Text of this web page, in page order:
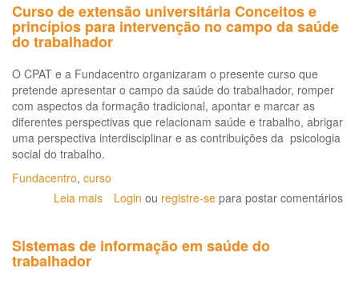
Curso de extensão universitária Conceitos e
princípios para intervenção no campo da saúde
do trabalhador
O CPAT e a Fundacentro organizaram o presente curso que
pretende apresentar o campo da saúde do trabalhador, romper
com aspectos da formação tradicional, apontar e marcar as
diferentes perspectivas que relacionam saúde e trabalho, abrigar
uma perspectiva interdisciplinar e as contribuições da psicologia
social do trabalho.
Fundacentro, curso
Leia mais sobre
extensão
Login ou registre-se para postar comentários
Sistemas de informação em saúde do
trabalhador